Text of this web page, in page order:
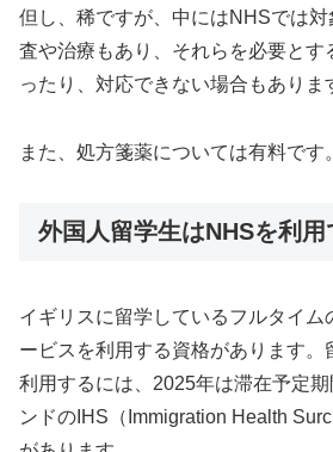
但し、稀ですが、中にはNHSでは
査や治療もあり、それらを必要とす
ったり、対応できない場合もありま
また、処方箋薬については有料です。
外国人留学生はNHSを利用
イギリスに留学しているフルタイム
ービスを利用する資格があります。
利用するには、2025年は滞在予定
ンドのIHS（Immigration Health